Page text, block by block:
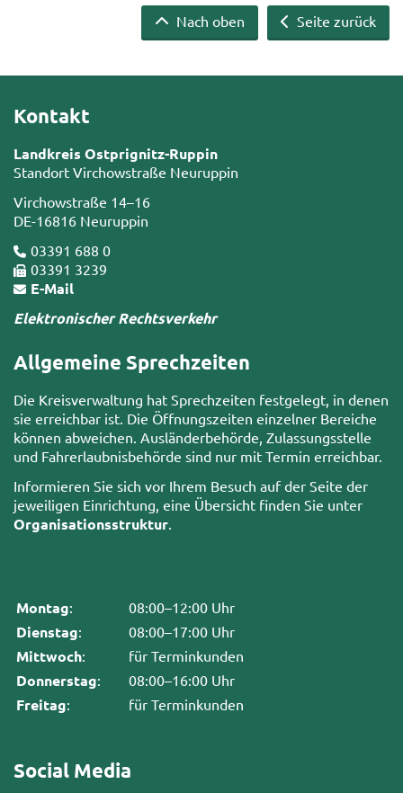
Seite zurück
Nach oben
Kontakt
Landkreis Ostprignitz-Ruppin
Standort Virchowstraße Neuruppin
Virchowstraße 14–16
DE-16816 Neuruppin
03391 688 0
03391 3239
E-Mail
Elektronischer Rechtsverkehr
Allgemeine Sprechzeiten
Die Kreisverwaltung hat Sprechzeiten festgelegt, in denen
sie erreichbar ist. Die Öffnungszeiten einzelner Bereiche
können abweichen. Ausländerbehörde, Zulassungsstelle
und Fahrerlaubnisbehörde sind nur mit Termin erreichbar.
Informieren Sie sich vor Ihrem Besuch auf der Seite der
jeweiligen Einrichtung, eine Übersicht finden Sie unter
Organisationsstruktur
Montag: 08:00–12:00 Uhr
Dienstag: 08:00–17:00 Uhr
Mittwoch: für Terminkunden
Donnerstag: 08:00–16:00 Uhr
Freitag: für Terminkunden
Social Media